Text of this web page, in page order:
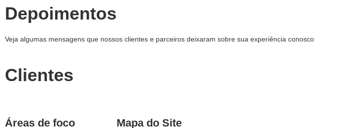
Depoimentos
Veja algumas mensagens que nossos clientes e parceiros deixaram sobre sua experiência conosco
Clientes
Áreas de foco Mapa do Site